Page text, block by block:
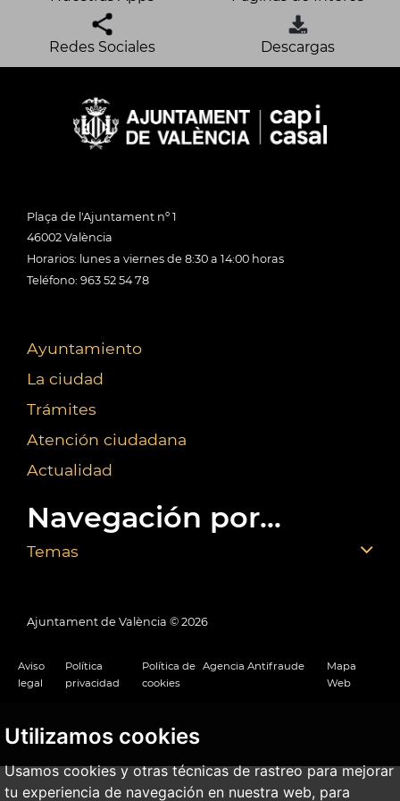
Utilizamos cookies
Usamos cookies y otras técnicas de rastreo para mejorar
tu experiencia de navegación en nuestra web, para
Redes Sociales Descargas
Plaça de l'Ajuntament nº 1
46002 València
Horarios: lunes a viernes de 8:30 a 14:00 horas
Teléfono: 963 52 54 78
Ayuntamiento
La ciudad
Trámites
Atención ciudadana
Actualidad
Navegación por...
Temas
Ajuntament de València © 2026
Aviso
legal
Política
privacidad
Política de
cookies
Agencia Antifraude
Mapa
Web